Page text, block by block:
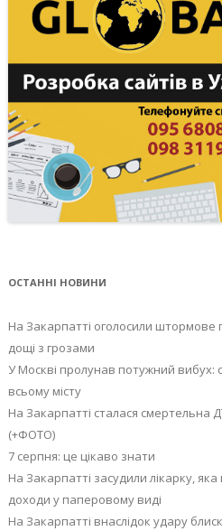
ОСТАННІ НОВИНИ
На Закарпатті оголосили
дощі з грозами
У Москві пролунав потужний вибух:
всьому місту
На Закарпатті сталася смертельна
(+ФОТО)
7 серпня: це цікаво знати
На Закарпатті засудили лікарку,
доходи у паперовому виді
На Закарпатті внаслідок удару